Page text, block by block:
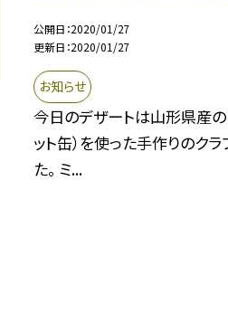
公開日 2020/01/27
更新日 2020/01/27
お知らせ
今日のデザートは山形県産の
ット缶）を使った手作りのクラ
た。 ミ...